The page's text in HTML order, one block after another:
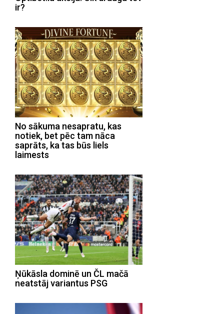
ir?
No sākuma nesapratu, kas
notiek, bet pēc tam nāca
saprāts, ka tas būs liels
laimests
Ņūkāsla dominē un ČL mačā
neatstāj variantus PSG